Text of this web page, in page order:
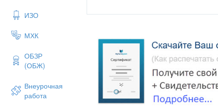
ИЗО
МХК
ОБЗР
(ОБЖ)
Внеурочная
работа